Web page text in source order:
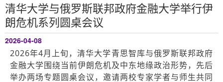
清华大学与俄罗斯联邦政府金融大学举行伊
朗危机系列圆桌会议
2026-04-08
2026年4月上旬，清华大学青思智库与俄罗斯联邦政府
金融大学围绕当前伊朗危机及中东地缘政治形势，先后
举办两场专题圆桌会议，邀请两校专家学者与师生共同